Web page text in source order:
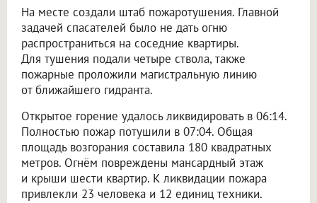
На месте создали штаб пожаротушения. Главной
задачей спасателей было не дать огню
распространиться на соседние квартиры.
Для тушения подали четыре ствола, также
пожарные проложили магистральную линию
от ближайшего гидранта.
Открытое горение удалось ликвидировать в 06:14.
Полностью пожар потушили в 07:04. Общая
площадь возгорания составила 180 квадратных
метров. Огнём повреждены мансардный этаж
и крыши шести квартир. К ликвидации пожара
привлекли 23 человека и 12 единиц техники.